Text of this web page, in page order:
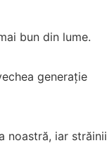
bun din lume.
generație
noastră, iar străinii